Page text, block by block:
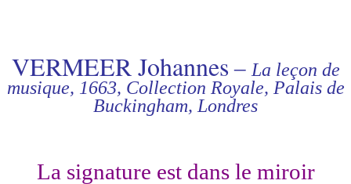
VERMEER Johannes – La leçon de
musique, 1663, Collection Royale, Palais de
Buckingham, Londres
La signature est dans le miroir